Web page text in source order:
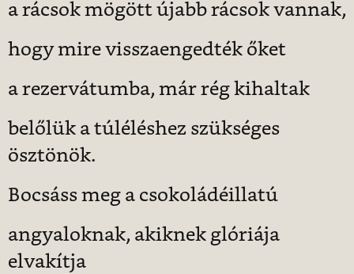
a rácsok mögött újabb rácsok vannak,
hogy mire visszaengedték őket
a rezervátumba, már rég kihaltak
belőlük a túléléshez szükséges
ösztönök.
Bocsáss meg a csokoládéillatú
angyaloknak, akiknek glóriája
elvakítja